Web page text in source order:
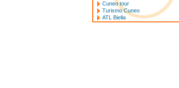
Cuneo tour
Turismo Cuneo
ATL Biella